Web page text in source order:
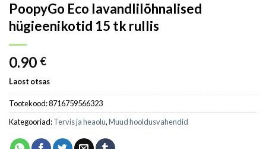
PoopyGo Eco lavandlilõhnalised
hügieenikotid 15 tk rullis
0.90 €
Laost otsas
Tootekood:8716759566323
Kategooriad:Tervis ja heaolu,Muud hooldusvahendid